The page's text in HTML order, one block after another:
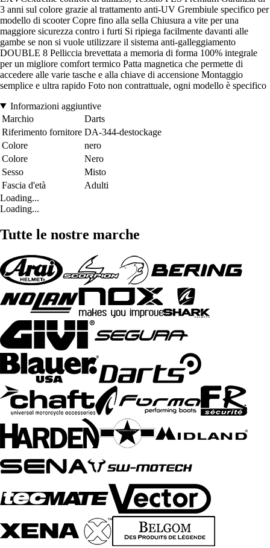
3 anni sul colore grazie al trattamento anti-UV Grembiule specifico per
modello di scooter Copre fino alla sella Chiusura a vite per una
maggiore sicurezza contro i furti Si ripiega facilmente davanti alle
gambe se non si vuole utilizzare il sistema anti-galleggiamento
DOUBLE 8 Pelliccia brevettata a memoria di forma 100% integrale
per un migliore comfort termico Patta magnetica che permette di
accedere alle varie tasche e alla chiave di accensione Montaggio
semplice e ultra rapido Foto non contrattuale, ogni modello è specifico
Informazioni aggiuntive
Marchio
Darts
Riferimento fornitore DA-344-destockage
Colore
nero
Colore
Nero
Sesso
Misto
Fascia d'età
Adulti
Loading...
Loading...
Tutte le nostre marche